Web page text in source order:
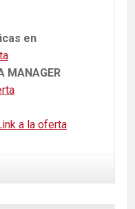
en
MANAGER
a la oferta